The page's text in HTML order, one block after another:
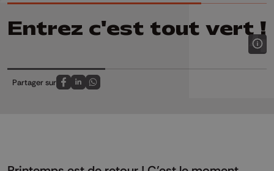
Entrez c'est tout vert !
Partager sur
Partagez sur FaceBook
Partagez sur LinkedIn
Partagez sur Whatsapp